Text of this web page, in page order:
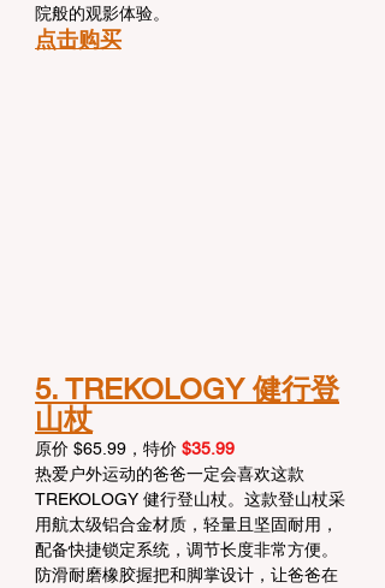
院般的观影体验。
点击购买
5. TREKOLOGY 健行登
山杖
原价 $65.99，特价 $35.99
热爱户外运动的爸爸一定会喜欢这款
TREKOLOGY 健行登山杖。这款登山杖采
用航太级铝合金材质，轻量且坚固耐用，
配备快捷锁定系统，调节长度非常方便。
防滑耐磨橡胶握把和脚掌设计，让爸爸在